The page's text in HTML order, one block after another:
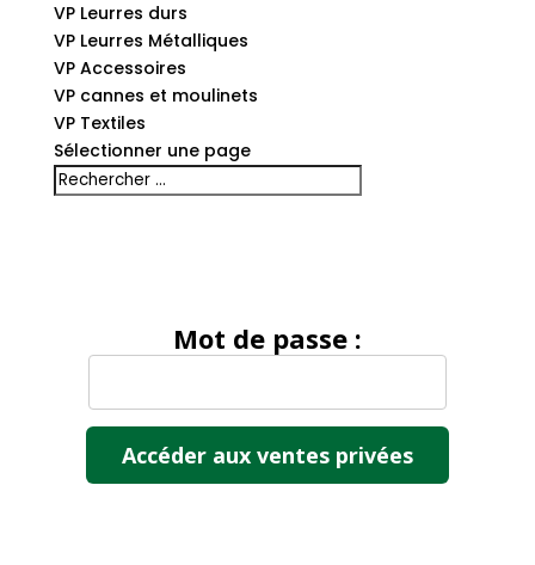
VP Leurres durs
VP Leurres Métalliques
VP Accessoires
VP cannes et moulinets
VP Textiles
Sélectionner une page
Mot de passe :